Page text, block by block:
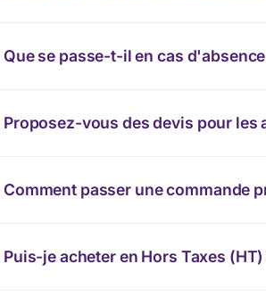
Que se passe-t-il en cas
Proposez-vous des devis pour les
Comment passer une commande
Puis-je acheter en Hors Taxes (HT)